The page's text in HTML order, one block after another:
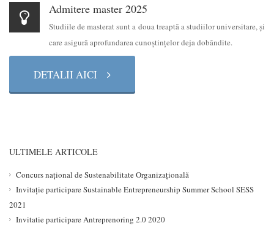
Admitere master 2025
Studiile de masterat sunt a doua treaptă a studiilor universitare, şi
care asigură aprofundarea cunoştinţelor deja dobândite.
DETALII AICI
ULTIMELE ARTICOLE
Concurs național de Sustenabilitate Organizațională
Invitație participare Sustainable Entrepreneurship Summer School SESS
2021
Invitatie participare Antreprenoring 2.0 2020